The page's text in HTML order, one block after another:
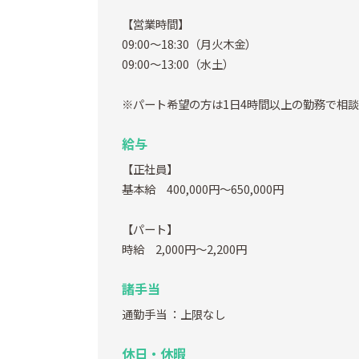
【営業時間】
09:00～18:30（月火木金）
09:00～13:00（水土）
※パート希望の方は1日4時間以上の勤務で相
給与
【正社員】
基本給 400,000円～650,000円
【パート】
時給 2,000円～2,200円
諸手当
通勤手当 ：上限なし
休日・休暇